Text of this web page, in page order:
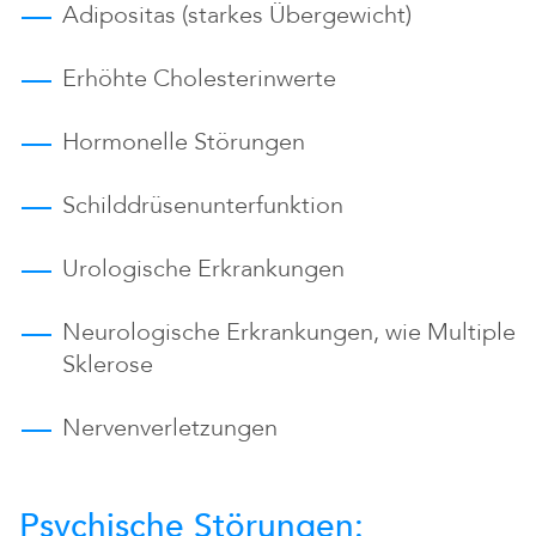
Adipositas (starkes Übergewicht)
Erhöhte Cholesterinwerte
Hormonelle Störungen
Schilddrüsenunterfunktion
Urologische Erkrankungen
Neurologische Erkrankungen, wie Multiple
Sklerose
Nervenverletzungen
Psychische Störungen: